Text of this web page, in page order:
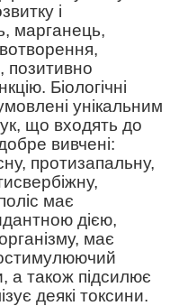
і
марганець,
позитивно
Біологічні
унікальним
що входять до
вивчені:
протизапальну,
має
дією,
має
а також підсилює
деякі токсини.